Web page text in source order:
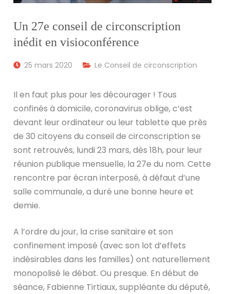
Un 27e conseil de circonscription
inédit en visioconférence
25 mars 2020 Le Conseil de circonscription
Il en faut plus pour les décourager ! Tous
confinés à domicile, coronavirus oblige, c’est
devant leur ordinateur ou leur tablette que près
de 30 citoyens du conseil de circonscription se
sont retrouvés, lundi 23 mars, dès 18h, pour leur
réunion publique mensuelle, la 27e du nom. Cette
rencontre par écran interposé, à défaut d’une
salle communale, a duré une bonne heure et
demie.
A l’ordre du jour, la crise sanitaire et son
confinement imposé (avec son lot d’effets
indésirables dans les familles) ont naturellement
monopolisé le débat. Ou presque. En début de
séance, Fabienne Tirtiaux, suppléante du député,